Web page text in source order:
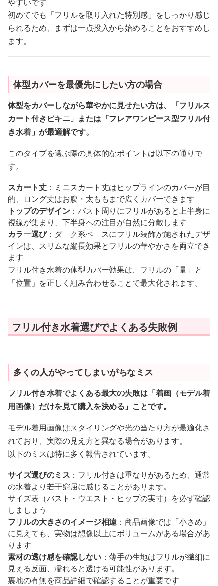
やすいです
初めてでも「フリルを取り入れた特別感」をしっかり感じ
られるため、まずは一点投入から始めることをおすすめし
ます。
体型カバーを最優先にしたい方の場合
体型をカバーしながら華やかに見せたい方は、「フリルス
カート付きビキニ」または「フレアワンピース型フリル付
き水着」が最適解です。
このタイプを選ぶ際の具体的なポイントは以下の通りで
す。
スカート丈 ：ミニスカート丈はヒップラインのカバーが目
的、ロング丈はお腹・太ももまで広くカバーできます
トップのデザイン ：バスト周りにフリルがあると上半身に
視線が集まり、下半身への注目が自然に分散します
カラー選び：ダーク系ベースにフリル装飾が施されたデザ
インは、スリムな縦長効果とフリルの華やかさを両立でき
ます
フリル付き水着の体型カバー効果は、フリルの「量」と
「位置」を正しく組み合わせることで最大化されます。
フリル付き水着選びでよくある失敗例
多くの人がやってしまいがちなミス
フリル付き水着でよくある最大の失敗は「着画（モデル着
用画像）だけを見て購入を決める」ことです。
モデル着用画像はスタイリングや光の当たり方が最適化さ
れており、実際の見え方と異なる場合があります。
以下のミスは特に多く報告されています。
サイズ選びのミス ：フリル付きは重なりがあるため、通常
の水着より若干窮屈に感じることがあります。
サイズ表（バスト・ウエスト・ヒップの実寸）を必ず確認
しましょう
フリルの大きさのイメージ相違 ：商品画像では「小さめ」
に見えても、実物は想像以上にボリュームがある場合があ
ります
素材の透け感を確認しない ：薄手の生地はフリルが繊細に
見える反面、濡れると透ける可能性があります。
裏地の有無を商品詳細で確認することが重要です